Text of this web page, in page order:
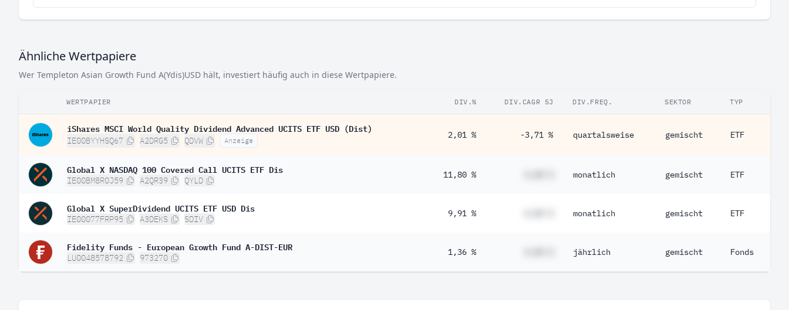
Ähnliche Wertpapiere
Wer Templeton Asian Growth Fund A(Ydis)USD hält, investiert häufig auch in diese Wertpapiere.
WERTPAPIER DIV.% DIV.CAGR 5J DIV.FREQ. SEKTOR TYP
iShares MSCI World Quality Dividend Advanced UCITS ETF USD (Dist)
IE00BYYHSQ67 A2DRG5 QDVW Anzeige
2,01 % -3,71 % quartalsweise gemischt ETF
Global X NASDAQ 100 Covered Call UCITS ETF Dis
IE00BM8R0J59 A2QR39 QYLD
11,80 % monatlich gemischt ETF
Global X SuperDividend UCITS ETF USD Dis
IE00077FRP95 A3DEKS SDIV
9,91 % monatlich gemischt ETF
Fidelity Funds - European Growth Fund A-DIST-EUR
LU0048578792 973270
1,36 % jährlich gemischt Fonds